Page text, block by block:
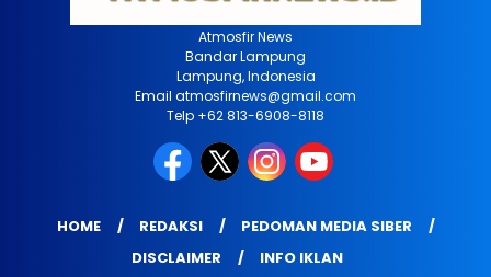
Atmosfir News
Bandar Lampung
Lampung, Indonesia
Email atmosfirnews@gmail.com
Telp +62 813-6908-8118
HOME REDAKSI
PEDOMAN MEDIA SIBER
DISCLAIMER
INFO IKLAN